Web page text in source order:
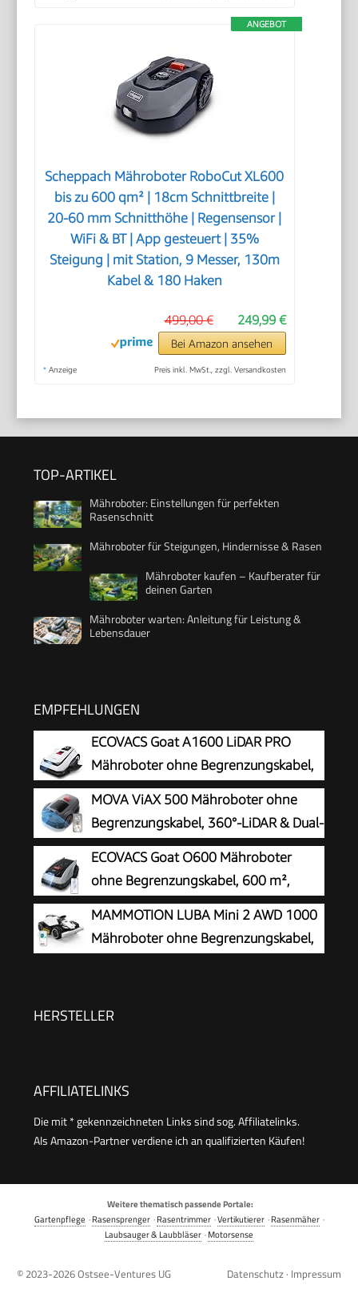
ANGEBOT
Scheppach Mähroboter RoboCut XL600
bis zu 600 qm² | 18cm Schnittbreite |
20-60 mm Schnitthöhe | Regensensor |
WiFi & BT | App gesteuert | 35%
Steigung | mit Station, 9 Messer, 130m
Kabel & 180 Haken
249,99 €
499,00 €
Bei Amazon ansehen
* Anzeige Preis inkl. MwSt., zzgl. Versandkosten
TOP-ARTIKEL
Mähroboter: Einstellungen für perfekten
Rasenschnitt
Mähroboter für Steigungen, Hindernisse & Rasen
Mähroboter kaufen – Kaufberater für
deinen Garten
Mähroboter warten: Anleitung für Leistung &
Lebensdauer
EMPFEHLUNGEN
ECOVACS Goat A1600 LiDAR PRO
Mähroboter ohne Begrenzungskabel,
1.600 m², 360° Dual-LiDAR-
Navigation, automatische Kartierung, KI-3D-
Hindernisvermeidung, superschnelles Laden,
50% Steigung
MOVA ViAX 500 Mähroboter ohne
Begrenzungskabel, 360°-LiDAR & Dual-
KI-Vision
ECOVACS Goat O600 Mähroboter
ohne Begrenzungskabel, 600 m²,
RTK+Vision-Navigation,
Rasenmähroboter, KI-Hindernisvermeidung, App
Steuerung, passiert 0,7 m schmale Stellen
MAMMOTION LUBA Mini 2 AWD 1000
Mähroboter ohne Begrenzungskabel,
HERSTELLER
AFFILIATELINKS
Die mit * gekennzeichneten Links sind sog. Affiliatelinks.
Als Amazon-Partner verdiene ich an qualifizierten Käufen!
Weitere thematisch passende Portale:
Gartenpflege ·Rasensprenger·Rasentrimmer·Vertikutierer·Rasenmäher·
Laubsauger & Laubbläser ·Motorsense
© 2023-2026Ostsee-Ventures UG Datenschutz · Impressum